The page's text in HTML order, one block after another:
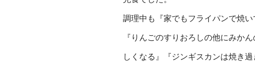
調理中も『家でもフライパンで焼い
『りんごのすりおろしの他にみか
しくなる』『ジンギスカンは焼き過